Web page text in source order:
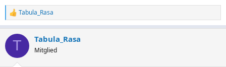
R
e
k
i
Tabula_Rasa
T Tabula_Rasa
Mitglied